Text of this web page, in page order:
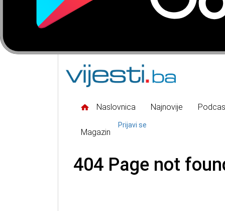
Naslovnica Najnovije
Magazin
Prijavi se
404 Page not